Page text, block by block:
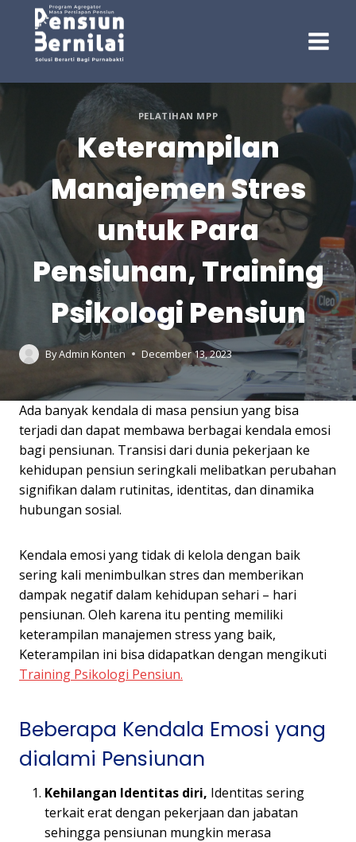
content
PELATIHAN MPP
Keterampilan
Manajemen Stres
untuk Para
Pensiunan, Training
Psikologi Pensiun
ByAdmin Konten December 13, 2023
Ada banyak kendala di masa pensiun yang bisa
terjadi dan dapat membawa berbagai kendala emosi
bagi pensiunan. Transisi dari dunia pekerjaan ke
kehidupan pensiun seringkali melibatkan perubahan
signifikan dalam rutinitas, identitas, dan dinamika
hubungan sosial.
Kendala emosi yang tidak di kelola dengan baik
sering kali menimbulkan stres dan memberikan
dampak negatif dalam kehidupan sehari – hari
pensiunan. Oleh karena itu penting memiliki
keterampilan manajemen stress yang baik,
Keterampilan ini bisa didapatkan dengan mengikuti
Training Psikologi Pensiun.
Beberapa Kendala Emosi yang
dialami Pensiunan
Kehilangan Identitas diri, Identitas sering
terkait erat dengan pekerjaan dan jabatan
sehingga pensiunan mungkin merasa